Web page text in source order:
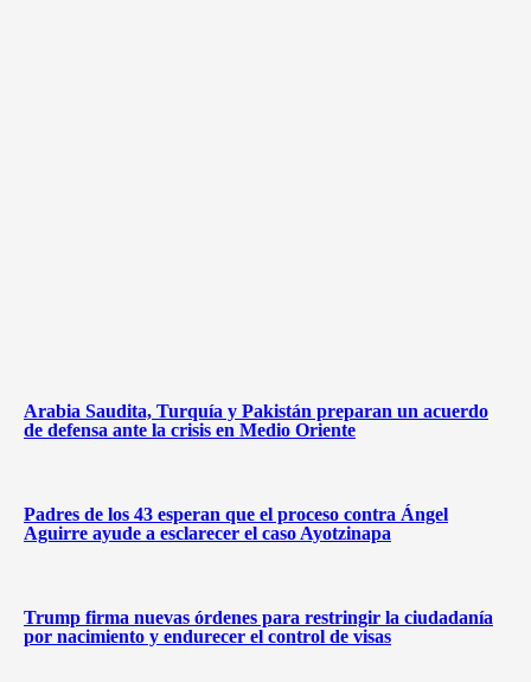
Arabia Saudita, Turquía y Pakistán preparan un acuerdo
de defensa ante la crisis en Medio Oriente
Padres de los 43 esperan que el proceso contra Ángel
Aguirre ayude a esclarecer el caso Ayotzinapa
Trump firma nuevas órdenes para restringir la ciudadanía
por nacimiento y endurecer el control de visas